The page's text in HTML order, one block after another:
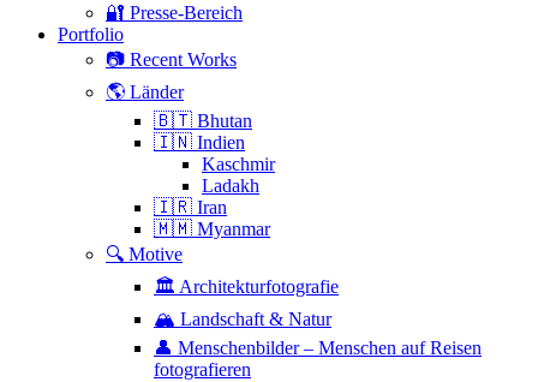
🔐 Presse-Bereich
Portfolio
📷 Recent Works
🌎 Länder
🇧🇹 Bhutan
🇮🇳 Indien
Kaschmir
Ladakh
🇮🇷 Iran
🇲🇲 Myanmar
🔍 Motive
🏛 Architekturfotografie
🏔 Landschaft & Natur
👤 Menschenbilder – Menschen auf Reisen
fotografieren